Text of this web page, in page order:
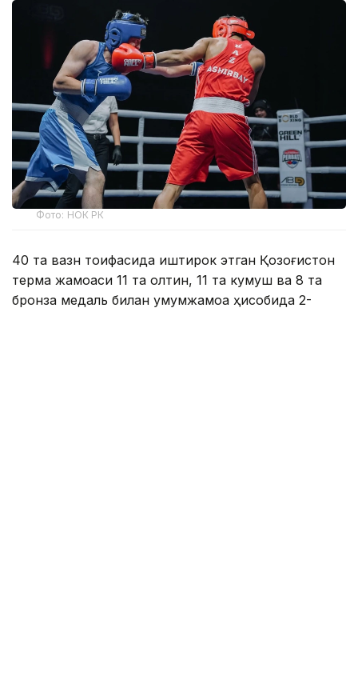
Фото: НОК РК
40 та вазн тоифасида иштирок этган Қозоғистон
терма жамоаси 11 та олтин, 11 та кумуш ва 8 та
бронза медаль билан умумжамоа ҳисобида 2-